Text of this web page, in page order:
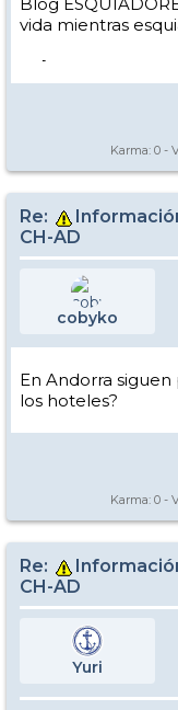
Blog
vida mientras
-> [
Karma: 0 -
Re:
CH-AD
cobyko
En Andorra
los hoteles?
Karma: 0 -
Re:
CH-AD
Yuri